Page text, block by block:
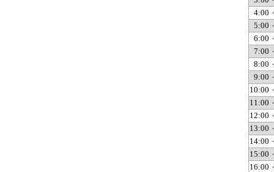
4:00
5:00
6:00
7:00
8:00
9:00
10:00
11:00
12:00
13:00
14:00
15:00
16:00